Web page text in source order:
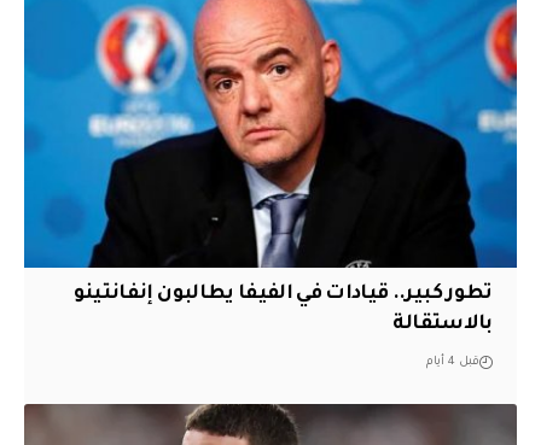
تطور كبير.. قيادات في الفيفا يطالبون إنفانتينو
بالاستقالة
قبل 4 أيام